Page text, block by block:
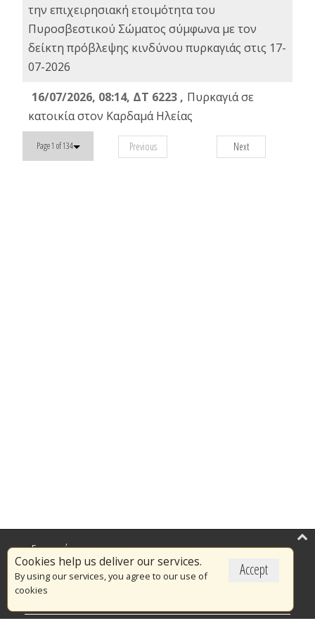
την επιχειρησιακή ετοιμότητα του
Πυροσβεστικού Σώματος σύμφωνα με τον
δείκτη πρόβλεψης κινδύνου πυρκαγιάς στις 17-
07-2026
16/07/2026, 08:14, ΔΤ 6223 , Πυρκαγιά σε
κατοικία στον Καρδαμά Ηλείας
Page 1 of 134 Previous Next
Accept
Cookies help us deliver our services.
By using our services, you agree to our use of
cookies
Επικαιρότητα
Το Πυροσβεστικό Σώμα